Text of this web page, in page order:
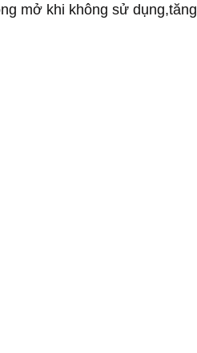
mở khi không sử dụng,tăng